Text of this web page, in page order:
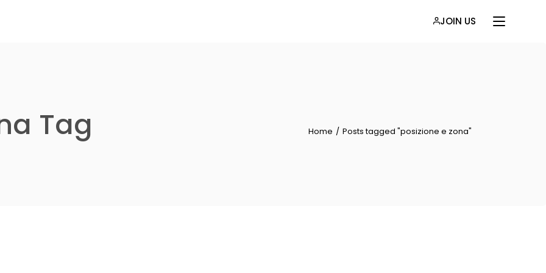
JOIN US
Tag Home Posts tagged "posizione e zona"